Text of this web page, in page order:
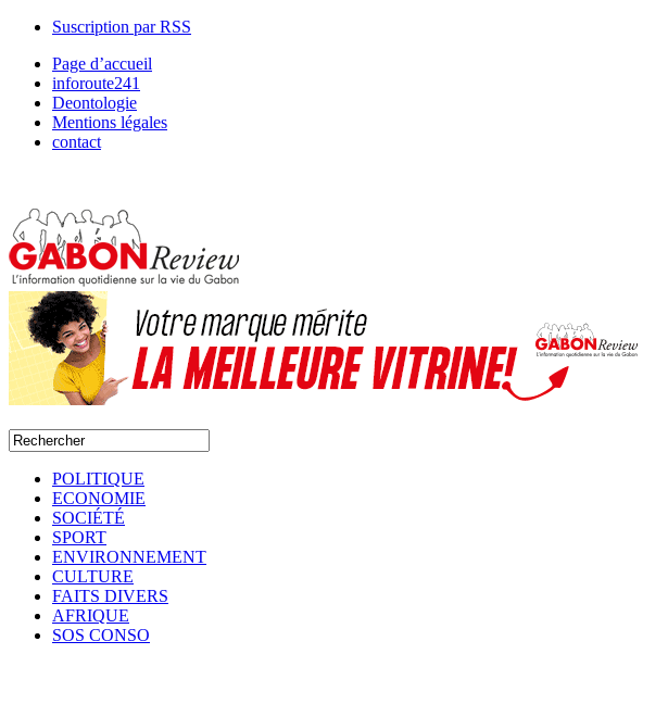
Suscription par RSS
Page d’accueil
inforoute241
Deontologie
Mentions légales
contact
POLITIQUE
ECONOMIE
SOCIÉTÉ
SPORT
ENVIRONNEMENT
CULTURE
FAITS DIVERS
AFRIQUE
SOS CONSO